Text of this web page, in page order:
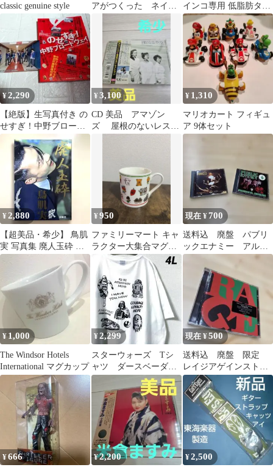
classic genuine style
アがつくった ネイ
ル フィンガー ハン
ド クリーム
インコ専用 低脂肪タイ
プ 3L バーコード
¥2,290
【絶版】生写真付き の
せすぎ！中野ブロード
ウェイ NBW商店街オ
フィシャルブック
¥3,100
CD 美品 アマゾン
ズ 屋根のないレスト
¥ 1,310
マリオカート フィギュ
ア 9体セット
¥2,880
【超美品・希少】 鳥肌
実 写真集 廃人玉砕 青
林堂 初版
¥950
ファミリーマート キャ
ラクター大集合マグカ
現在 ¥700
送料込 廃盤 パブリ
ックエナミー アルバ
ム2枚セット 1987年
1991年
¥ 1,000
The Windsor Hotels
International マグカップ
¥2,299
スターウォーズ Tシ
ャツ ダースベーダ
ー R2-D2 チューバッ
カ 4L 白
現在 ¥500
送料込 廃盤 限定
レイジアゲインストザ
マシーン レネゲイ
ズ 2000年 輸入盤
¥666 ¥2,200 ¥2,500